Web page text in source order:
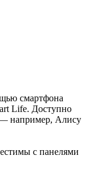
смартфона
Life. Доступно
— например, Алису
с панелями